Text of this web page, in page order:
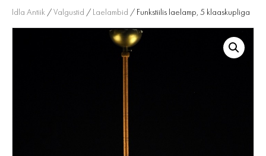
Idla Antiik /Valgustid / Laelambid / Funkstiilis laelamp, 5 klaaskupliga